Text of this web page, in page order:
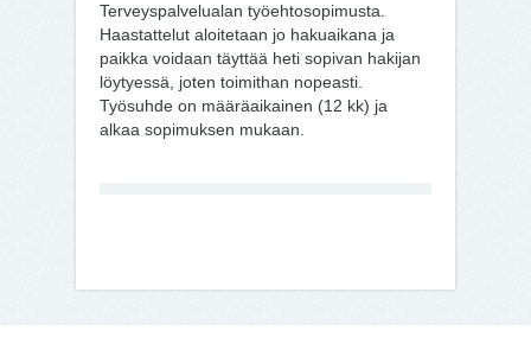
Terveyspalvelualan työehtosopimusta.
Haastattelut aloitetaan jo hakuaikana ja
paikka voidaan täyttää heti sopivan hakijan
löytyessä, joten toimithan nopeasti.
Työsuhde on määräaikainen (12 kk) ja
alkaa sopimuksen mukaan.